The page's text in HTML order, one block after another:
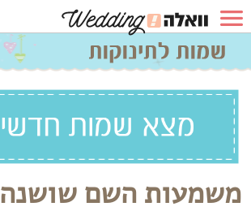
משמעות השם שושנה